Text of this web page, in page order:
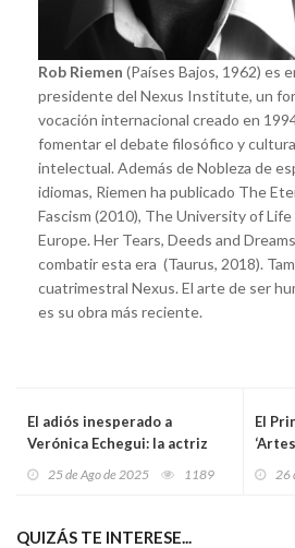
Rob Riemen (Países Bajos, 1962) es
presidente del Nexus Institute, un
vocación internacional creado en
fomentar el debate filosófico y
intelectual. Además de Nobleza de
idiomas, Riemen ha publicado The
Fascism (2010), The University of
Europe. Her Tears, Deeds and
combatir esta era (Taurus, 2018).
cuatrimestral Nexus. El arte de ser
es su obra más reciente.
El adiós inesperado a
Verónica Echegui: la actriz
muere a los 42 años
25 de Ago de 2025 1189
El
26
QUIZÁS TE INTERESE...